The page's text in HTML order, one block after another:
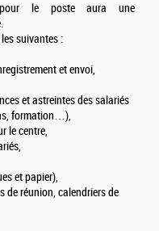
le poste aura une
suivantes :
et envoi,
et astreintes des salariés
formation…),
le centre,
et papier),
de réunion, calendriers de